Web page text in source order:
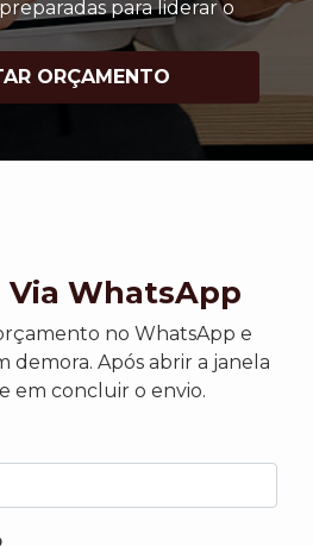
para liderar o
ORÇAMENTO
WhatsApp
no WhatsApp e
demora. Após abrir a janela
em concluir o envio.